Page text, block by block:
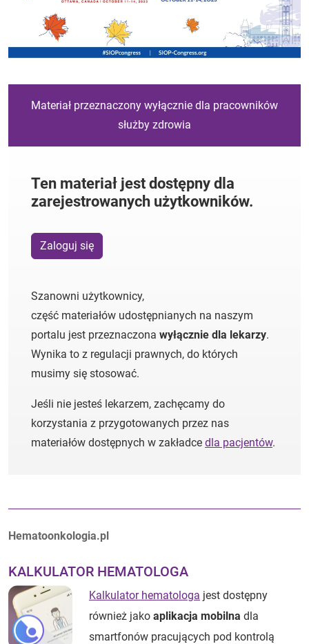
Materiał przeznaczony wyłącznie dla pracowników
służby zdrowia
Ten materiał jest dostępny dla
zarejestrowanych użytkowników.
Zaloguj się
Szanowni użytkownicy,
część materiałów udostępnianych na naszym
portalu jest przeznaczona wyłącznie dla lekarzy.
Wynika to z regulacji prawnych, do których
musimy się stosować.
Jeśli nie jesteś lekarzem, zachęcamy do
korzystania z przygotowanych przez nas
materiałów dostępnych w zakładce dla pacjentów.
Autorzy:
Hematoonkologia.pl
KALKULATOR HEMATOLOGA
Kalkulator hematologa jest dostępny
również jako aplikacja mobilna dla
smartfonów pracujących pod kontrolą